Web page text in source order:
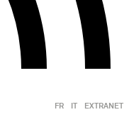
EXTRANET
FR IT